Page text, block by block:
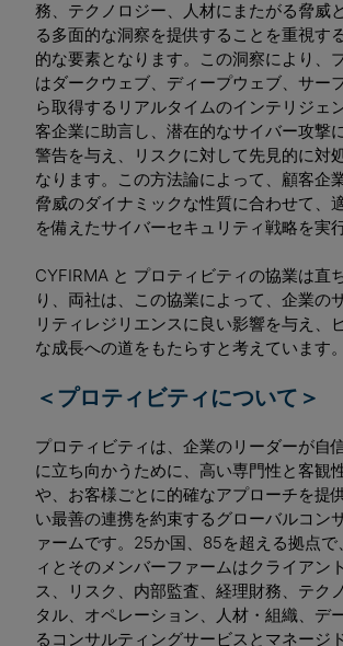
務、テクノロジー、人材にまたがる脅威
る多面的な洞察を提供することを重視す
的な要素となります。この洞察により、
はダークウェブ、ディープウェブ、サー
ら取得するリアルタイムのインテリジェ
客企業に助言し、潜在的なサイバー攻撃
警告を与え、リスクに対して先見的に対
なります。この方法論によって、顧客企
脅威のダイナミックな性質に合わせて、
を備えたサイバーセキュリティ戦略を実
CYFIRMA と プロティビティの協業は直
り、両社は、この協業によって、企業の
リティレジリエンスに良い影響を与え、
な成長への道をもたらすと考えています。
＜プロティビティについて＞
プロティビティは、企業のリーダーが自
に立ち向かうために、高い専門性と客観
や、お客様ごとに的確なアプローチを提
い最善の連携を約束するグローバルコン
ァームです。25か国、85を超える拠点で
ィとそのメンバーファームはクライアン
ス、リスク、内部監査、経理財務、テク
タル、オペレーション、人材・組織、デ
るコンサルティングサービスとマネージ